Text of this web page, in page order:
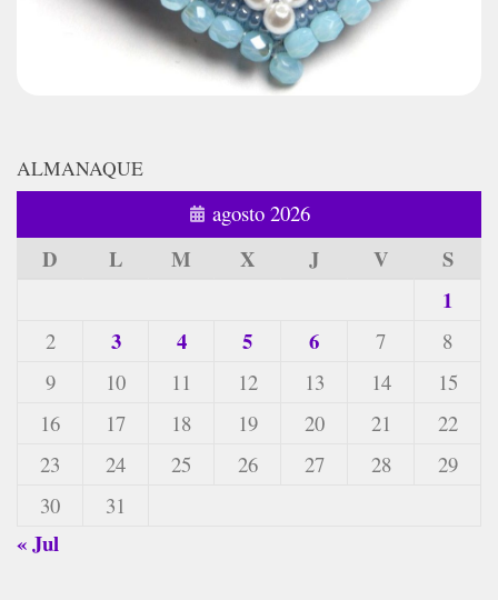
ALMANAQUE
agosto 2026
D L M X J V
S
1
2 3 4 5 6 7
8
9
10 11 12 13 14
15
16
17 18 19 20 21
22
23
24 25 26 27 28
29
30
31
« Jul